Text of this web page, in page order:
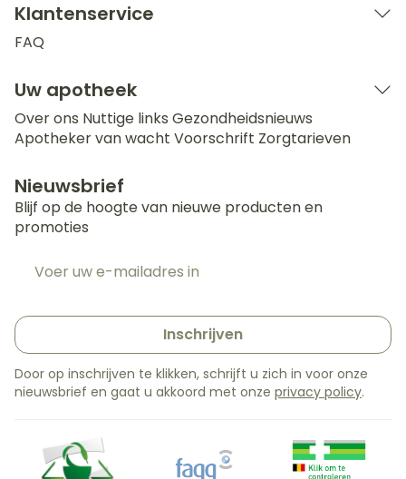
Klantenservice
FAQ
Uw apotheek
Over ons Nuttige links Gezondheidsnieuws
Apotheker van wacht Voorschrift Zorgtarieven
Nieuwsbrief
Blijf op de hoogte van nieuwe producten en
promoties
Inschrijven
Door op inschrijven te klikken, schrijft u zich in voor onze
nieuwsbrief en gaat u akkoord met onze privacy policy.